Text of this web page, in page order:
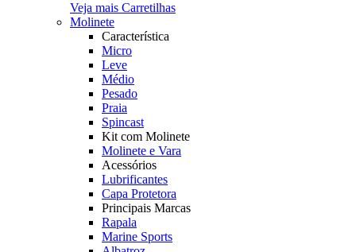
Veja mais Carretilhas
Molinete
Característica
Micro
Leve
Médio
Pesado
Praia
Spincast
Kit com Molinete
Molinete e Vara
Acessórios
Lubrificantes
Capa Protetora
Principais Marcas
Rapala
Marine Sports